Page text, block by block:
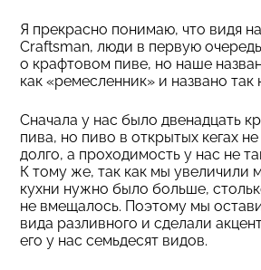
Я прекрасно понимаю, что видя
Craftsman, люди в первую
о крафтовом пиве, но наше
как «ремесленник» и названо так
Сначала у нас было двенадцать
пива, но пиво в открытых кегах
долго, а проходимость у нас не
К тому же, так как мы увеличили
кухни нужно было больше,
не вмещалось. Поэтому мы
вида разливного и сделали
его у нас семьдесят видов.